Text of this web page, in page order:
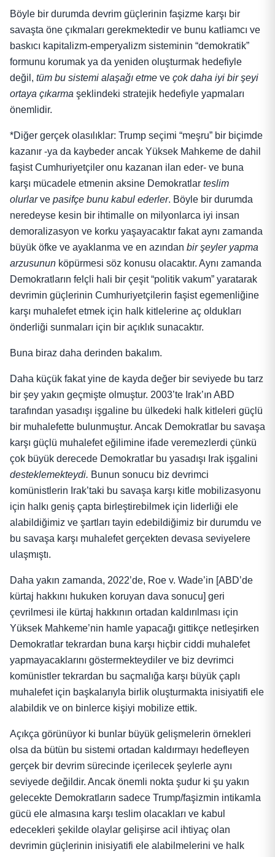
Böyle bir durumda devrim güçlerinin faşizme karşı bir
savaşta öne çıkmaları gerekmektedir ve bunu katliamcı ve
baskıcı kapitalizm-emperyalizm sisteminin “demokratik”
formunu korumak ya da yeniden oluşturmak hedefiyle
değil, tüm bu sistemi alaşağı etme ve çok daha iyi bir şeyi
ortaya çıkarma şeklindeki stratejik hedefiyle yapmaları
önemlidir.
*Diğer gerçek olasılıklar: Trump seçimi “meşru” bir biçimde
kazanır -ya da kaybeder ancak Yüksek Mahkeme de dahil
faşist Cumhuriyetçiler onu kazanan ilan eder- ve buna
karşı mücadele etmenin aksine Demokratlar teslim
olurlarve pasifçe bunu kabul ederler. Böyle bir durumda
neredeyse kesin bir ihtimalle on milyonlarca iyi insan
demoralizasyon ve korku yaşayacaktır fakat aynı zamanda
büyük öfke ve ayaklanma ve en azından bir şeyler yapma
arzusunun köpürmesi söz konusu olacaktır. Aynı zamanda
Demokratların felçli hali bir çeşit “politik vakum” yaratarak
devrimin güçlerinin Cumhuriyetçilerin faşist egemenliğine
karşı muhalefet etmek için halk kitlelerine aç oldukları
önderliği sunmaları için bir açıklık sunacaktır.
Buna biraz daha derinden bakalım.
Daha küçük fakat yine de kayda değer bir seviyede bu tarz
bir şey yakın geçmişte olmuştur. 2003’te Irak’ın ABD
tarafından yasadışı işgaline bu ülkedeki halk kitleleri güçlü
bir muhalefette bulunmuştur. Ancak Demokratlar bu savaşa
karşı güçlü muhalefet eğilimine ifade veremezlerdi çünkü
çok büyük derecede Demokratlar bu yasadışı Irak işgalini
desteklemekteydi. Bunun sonucu biz devrimci
komünistlerin Irak’taki bu savaşa karşı kitle mobilizasyonu
için halkı geniş çapta birleştirebilmek için liderliği ele
alabildiğimiz ve şartları tayin edebildiğimiz bir durumdu ve
bu savaşa karşı muhalefet gerçekten devasa seviyelere
ulaşmıştı.
Daha yakın zamanda, 2022’de, Roe v. Wade’in [ABD’de
kürtaj hakkını hukuken koruyan dava sonucu] geri
çevrilmesi ile kürtaj hakkının ortadan kaldırılması için
Yüksek Mahkeme’nin hamle yapacağı gittikçe netleşirken
Demokratlar tekrardan buna karşı hiçbir ciddi muhalefet
yapmayacaklarını göstermekteydiler ve biz devrimci
komünistler tekrardan bu saçmalığa karşı büyük çaplı
muhalefet için başkalarıyla birlik oluşturmakta inisiyatifi ele
alabildik ve on binlerce kişiyi mobilize ettik.
Açıkça görünüyor ki bunlar büyük gelişmelerin örnekleri
olsa da bütün bu sistemi ortadan kaldırmayı hedefleyen
gerçek bir devrim sürecinde içerilecek şeylerle aynı
seviyede değildir. Ancak önemli nokta şudur ki şu yakın
gelecekte Demokratların sadece Trump/faşizmin intikamla
gücü ele almasına karşı teslim olacakları ve kabul
edecekleri şekilde olaylar gelişirse acil ihtiyaç olan
devrimin güçlerinin inisiyatifi ele alabilmelerini ve halk